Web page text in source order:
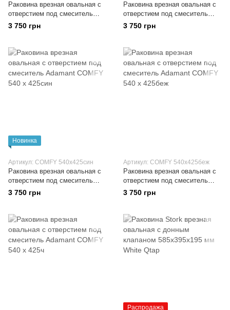
Раковина врезная овальная с
отверстием под смеситель
Adamant COMFY 540 х 425б
3 750 грн
Раковина врезная овальная с
отверстием под смеситель
Adamant COMFY 540 х 425к
3 750 грн
Новинка
Артикул: COMFY 540х425син
Раковина врезная овальная с
отверстием под смеситель
Adamant COMFY 540 х 425син
3 750 грн
Артикул: COMFY 540х425беж
Раковина врезная овальная с
отверстием под смеситель
Adamant COMFY 540 х 425беж
3 750 грн
Распродажа